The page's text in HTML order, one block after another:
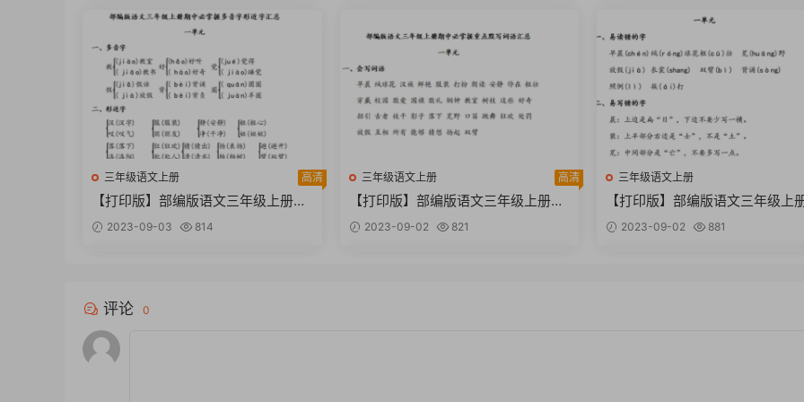
三年级语文上册 高清
【打印版】部编版语文三年级上册期
中必掌握多音字形近字汇总【3页PD
F文档】
2023-09-03 814
三年级语文上册 高清
【打印版】部编版语文三年级上册期
中必掌握重点默写词语汇总【3页PD
F文档】
2023-09-02 821
三年级语文上册
【打印版】部编版语文三年级上
中易读错写错字汇总【3页PDF文
档】
2023-09-02 881
评论 0